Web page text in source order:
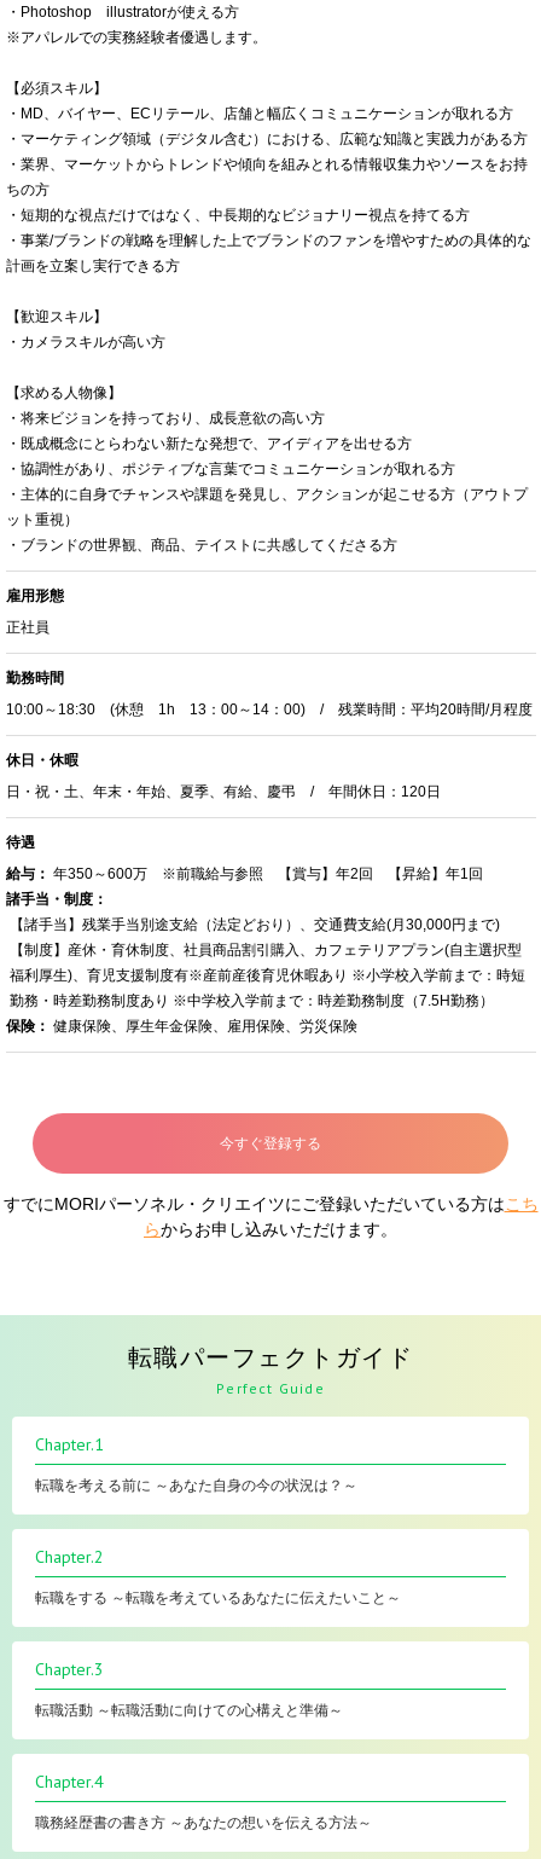
・Photoshop illustratorが使える方
※アパレルでの実務経験者優遇します。
【必須スキル】
・MD、バイヤー、ECリテール、店舗と幅広くコミュニケーションが取れる方
・マーケティング領域（デジタル含む）における、広範な知識と実践力がある方
・業界、マーケットからトレンドや傾向を組みとれる情報収集力やソースをお持
ちの方
・短期的な視点だけではなく、中長期的なビジョナリー視点を持てる方
・事業/ブランドの戦略を理解した上でブランドのファンを増やすための具体的な
計画を立案し実行できる方
【歓迎スキル】
・カメラスキルが高い方
【求める人物像】
・将来ビジョンを持っており、成長意欲の高い方
・既成概念にとらわない新たな発想で、アイディアを出せる方
・協調性があり、ポジティブな言葉でコミュニケーションが取れる方
・主体的に自身でチャンスや課題を発見し、アクションが起こせる方（アウトプ
ット重視）
・ブランドの世界観、商品、テイストに共感してくださる方
雇用形態
正社員
勤務時間
10:00～18:30 (休憩 1h 13：00～14：00) / 残業時間：平均20時間/月程度
休日・休暇
日・祝・土、年末・年始、夏季、有給、慶弔 / 年間休日：120日
待遇
給与： 年350～600万 ※前職給与参照 【賞与】年2回 【昇給】年1回
諸手当・制度：
【諸手当】残業手当別途支給（法定どおり）、交通費支給(月30,000円まで)
【制度】産休・育休制度、社員商品割引購入、カフェテリアプラン(自主選択型
福利厚生)、育児支援制度有※産前産後育児休暇あり ※小学校入学前まで：時短
勤務・時差勤務制度あり ※中学校入学前まで：時差勤務制度（7.5H勤務）
保険： 健康保険、厚生年金保険、雇用保険、労災保険
今すぐ登録する
すでにMORIパーソネル・クリエイツにご登録いただいている方はこち
らからお申し込みいただけます。
転職パーフェクトガイド
Perfect Guide
Chapter.1
転職を考える前に ～あなた自身の今の状況は？～
Chapter.2
転職をする ～転職を考えているあなたに伝えたいこと～
Chapter.3
転職活動 ～転職活動に向けての心構えと準備～
Chapter.4
職務経歴書の書き方 ～あなたの想いを伝える方法～